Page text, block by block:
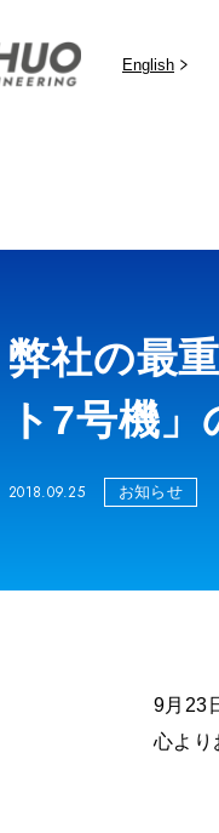
English
弊社の最
ト7号機
2018.09.25 お知らせ
9月23
心より